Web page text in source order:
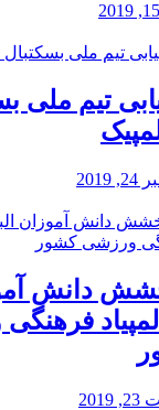
تیم ملی
دانش